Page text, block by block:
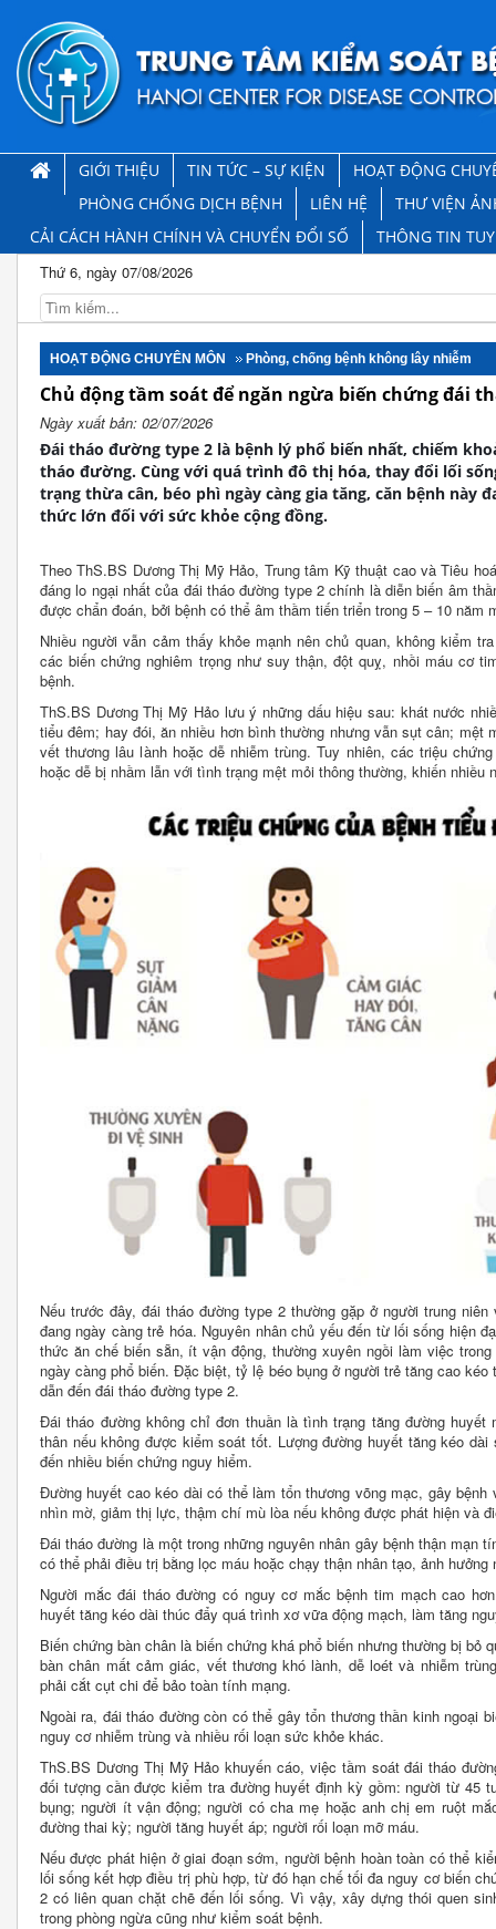
GIỚI THIỆU TIN TỨC – SỰ KIỆN
HOẠT ĐỘNG
PHÒNG CHỐNG DỊCH BỆNH
LIÊN HỆ
THƯ VIỆN
CẢI CÁCH HÀNH CHÍNH VÀ CHUYỂN ĐỔI SỐ
THÔNG TIN
Thứ 6, ngày 07/08/2026
HOẠT ĐỘNG CHUYÊN MÔN Phòng, chống bệnh không lây nhiễm
Chủ động tầm soát để ngăn ngừa biến chứng đái
Ngày xuất bản: 02/07/2026
Đái tháo đường type 2 là bệnh lý phổ biến nhất, chiếm
tháo đường. Cùng với quá trình đô thị hóa, thay đổi lối
trạng thừa cân, béo phì ngày càng gia tăng, căn bệnh
thức lớn đối với sức khỏe cộng đồng.
Theo ThS.BS Dương Thị Mỹ Hảo, Trung tâm Kỹ thuật cao và Tiêu
đáng lo ngại nhất của đái tháo đường type 2 chính là diễn biến âm
được chẩn đoán, bởi bệnh có thể âm thầm tiến triển trong 5 – 10 năm
Nhiều người vẫn cảm thấy khỏe mạnh nên chủ quan, không kiểm
các biến chứng nghiêm trọng như suy thận, đột quỵ, nhồi máu cơ
bệnh.
ThS.BS Dương Thị Mỹ Hảo lưu ý những dấu hiệu sau: khát nước
tiểu đêm; hay đói, ăn nhiều hơn bình thường nhưng vẫn sụt cân;
vết thương lâu lành hoặc dễ nhiễm trùng. Tuy nhiên, các triệu
hoặc dễ bị nhầm lẫn với tình trạng mệt mỏi thông thường, khiến nhiều
Nếu trước đây, đái tháo đường type 2 thường gặp ở người trung
đang ngày càng trẻ hóa. Nguyên nhân chủ yếu đến từ lối sống hiện
thức ăn chế biến sẵn, ít vận động, thường xuyên ngồi làm việc
ngày càng phổ biến. Đặc biệt, tỷ lệ béo bụng ở người trẻ tăng cao
dẫn đến đái tháo đường type 2.
Đái tháo đường không chỉ đơn thuần là tình trạng tăng đường
thân nếu không được kiểm soát tốt. Lượng đường huyết tăng kéo
đến nhiều biến chứng nguy hiểm.
Đường huyết cao kéo dài có thể làm tổn thương võng mạc, gây
nhìn mờ, giảm thị lực, thậm chí mù lòa nếu không được phát hiện và
Đái tháo đường là một trong những nguyên nhân gây bệnh thận mạn
có thể phải điều trị bằng lọc máu hoặc chạy thận nhân tạo, ảnh
Người mắc đái tháo đường có nguy cơ mắc bệnh tim mạch cao
huyết tăng kéo dài thúc đẩy quá trình xơ vữa động mạch, làm tăng
Biến chứng bàn chân là biến chứng khá phổ biến nhưng thường bị bỏ
bàn chân mất cảm giác, vết thương khó lành, dễ loét và nhiễm
phải cắt cụt chi để bảo toàn tính mạng.
Ngoài ra, đái tháo đường còn có thể gây tổn thương thần kinh ngoại
nguy cơ nhiễm trùng và nhiều rối loạn sức khỏe khác.
ThS.BS Dương Thị Mỹ Hảo khuyến cáo, việc tầm soát đái tháo
đối tượng cần được kiểm tra đường huyết định kỳ gồm: người từ 45
bụng; người ít vận động; người có cha mẹ hoặc anh chị em ruột
đường thai kỳ; người tăng huyết áp; người rối loạn mỡ máu.
Nếu được phát hiện ở giai đoạn sớm, người bệnh hoàn toàn có thể
lối sống kết hợp điều trị phù hợp, từ đó hạn chế tối đa nguy cơ biến
2 có liên quan chặt chẽ đến lối sống. Vì vậy, xây dựng thói quen
trong phòng ngừa cũng như kiểm soát bệnh.